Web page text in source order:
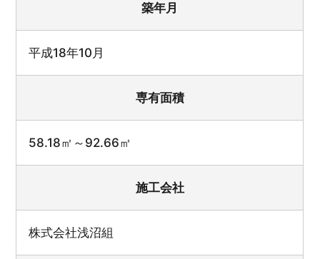
築年月
平成18年10月
専有面積
58.18㎡～92.66㎡
施工会社
株式会社浅沼組